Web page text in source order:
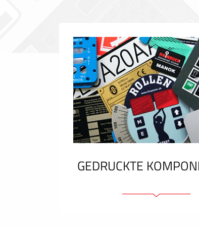
GEDRUCKTE